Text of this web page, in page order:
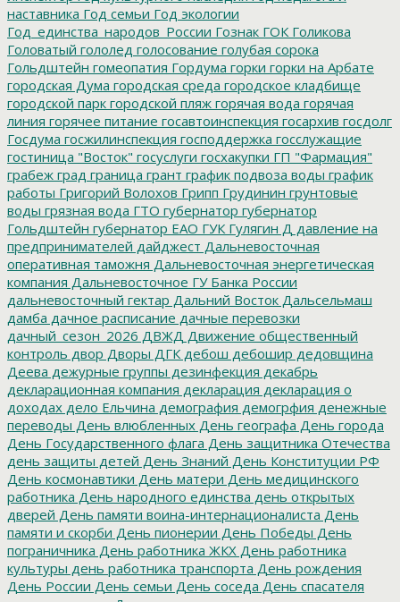
наставника Год семьи Год экологии
Год_единства_народов_России Гознак ГОК Голикова
Головатый гололед голосование голубая сорока
Гольдштейн гомеопатия Гордума горки горки на Арбате
городская Дума городская среда городское кладбище
городской парк городской пляж горячая вода горячая
линия горячее питание госавтоинспекция госархив госдолг
Госдума госжилинспекция господдержка госслужащие
гостиница "Восток" госуслуги госхакупки ГП "Фармация"
грабеж град граница грант график подвоза воды график
работы Григорий Волохов Грипп Грудинин грунтовые
воды грязная вода ГТО губернатор губернатор
Гольдштейн губернатор ЕАО ГУК Гулягин Д давление на
предпринимателей дайджест Дальневосточная
оперативная таможня Дальневосточная энергетическая
компания Дальневосточное ГУ Банка России
дальневосточный гектар Дальний Восток Дальсельмаш
дамба дачное расписание дачные перевозки
дачный_сезон_2026 ДВЖД Движение общественный
контроль двор Дворы ДГК дебош дебошир дедовщина
Деева дежурные группы дезинфекция декабрь
декларационная компания декларация декларация о
доходах дело Ельчина демография демогрфия денежные
переводы День влюбленных День географа День города
День Государственного флага День защитника Отечества
день защиты детей День Знаний День Конституции РФ
День космонавтики День матери День медицинского
работника День народного единства день открытых
дверей День памяти воина-интернационалиста День
памяти и скорби День пионерии День Победы День
пограничника День работника ЖКХ День работника
культуры день работника транспорта День рождения
День России День семьи День соседа День спасателя